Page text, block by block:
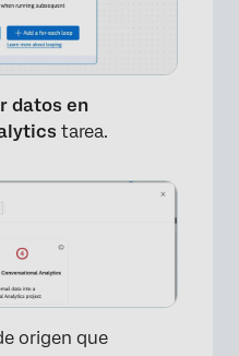
datos en
tarea.
origen que